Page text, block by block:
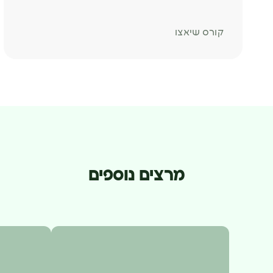
קורס שיאצו
מרצים נוספים